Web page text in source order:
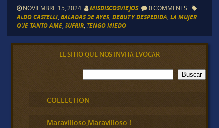
NOVIEMBRE 15, 2024 MISDISCOSVIEJOS 0 COMMENTS
ALDO CASTELLI, BALADAS DE AYER, DEBUT Y DESPEDIDA LA MUJER
QUE TANTO AME, SUFRIR, TENGO MIEDO
EL SITIO QUE NOS INVITA EVOCAR
B
u
c
a
Buscar
¡ COLLECTION
¡ Maravilloso,Maravilloso !